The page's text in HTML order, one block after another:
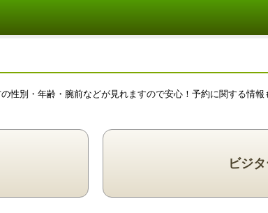
性別・年齢・腕前などが見れますので安心！予約に関する情報
ビジ